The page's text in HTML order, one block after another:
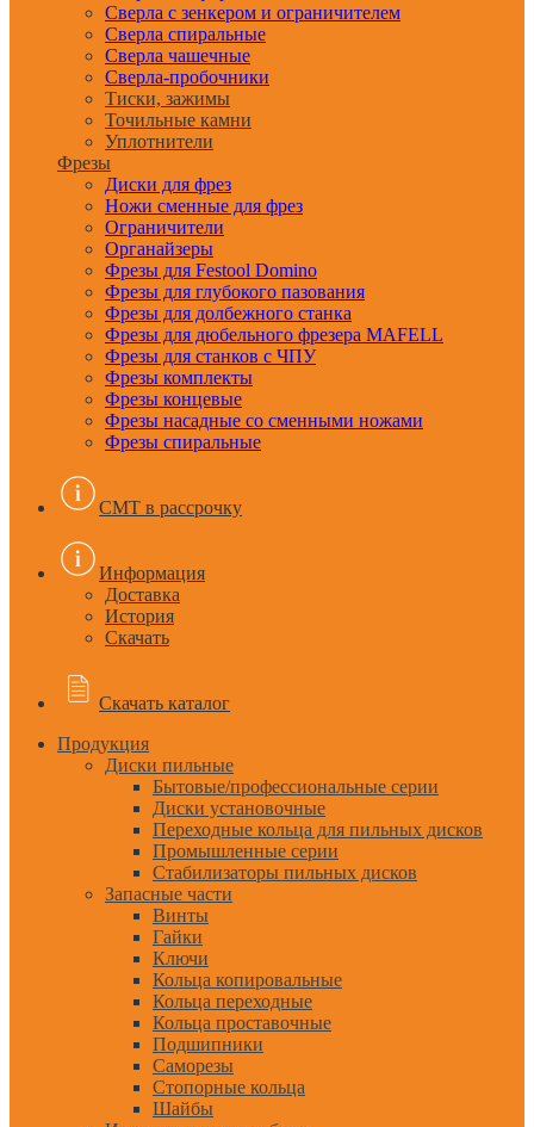
Сверла с зенкером и ограничителем
Сверла спиральные
Сверла чашечные
Сверла-пробочники
Тиски, зажимы
Точильные камни
Уплотнители
Фрезы
Диски для фрез
Ножи сменные для фрез
Ограничители
Органайзеры
Фрезы для Festool Domino
Фрезы для глубокого пазования
Фрезы для долбежного станка
Фрезы для дюбельного фрезера MAFELL
Фрезы для станков с ЧПУ
Фрезы комплекты
Фрезы концевые
Фрезы насадные со сменными ножами
Фрезы спиральные
CMT в рассрочку
Информация
Доставка
История
Скачать
Скачать каталог
Продукция
Диски пильные
Бытовые/профессиональные серии
Диски установочные
Переходные кольца для пильных дисков
Промышленные серии
Стабилизаторы пильных дисков
Запасные части
Винты
Гайки
Ключи
Кольца копировальные
Кольца переходные
Кольца проставочные
Подшипники
Саморезы
Стопорные кольца
Шайбы